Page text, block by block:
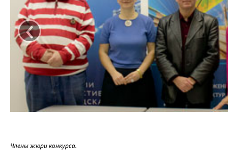
Члены жюри конкурса.
‹